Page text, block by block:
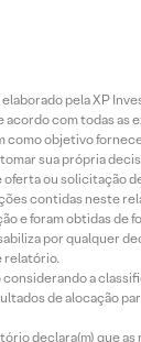
pela XP
acordo com todas as
como objetivo
sua própria
ou solicitação
contidas neste
e foram obtidas de
por qualquer
relatório.
a
de alocação
declara(m) que